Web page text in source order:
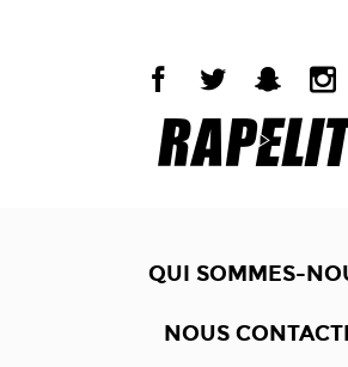
QUI SOMMES-
NOUS